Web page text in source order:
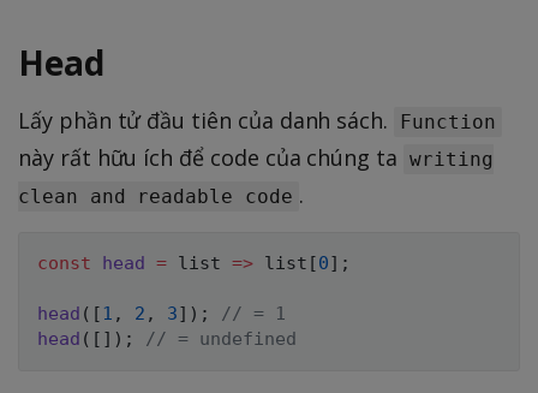
Head
Lấy phần tử đầu tiên của danh sách. Function
này rất hữu ích để code của chúng ta writing
clean and readable code .
const head = list => list [0] ;
head ( [ 1 , 2 , 3] ) ;
// = 1
head ( [ ] ) ; // = undefined